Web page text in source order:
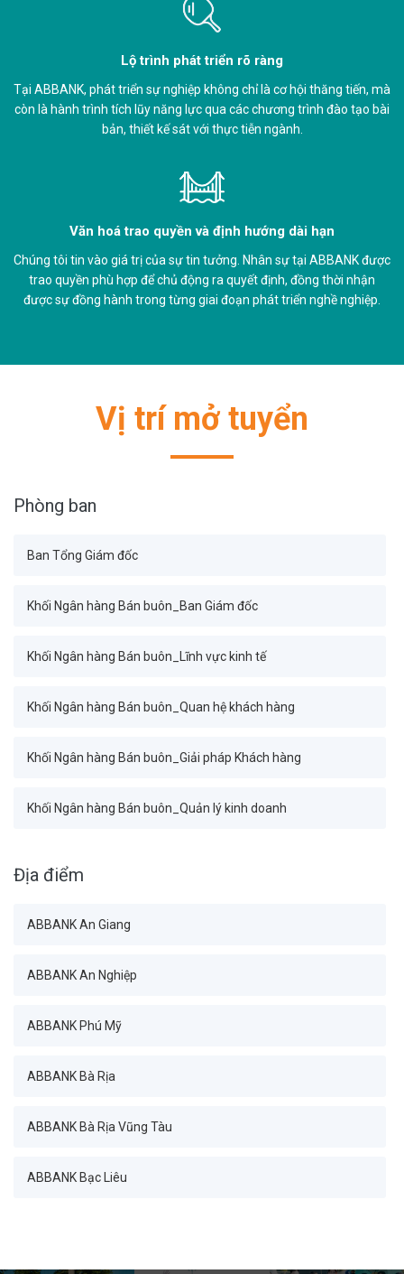
Lộ trình phát triển rõ ràng
Tại ABBANK, phát triển sự nghiệp không chỉ là cơ hội thăng tiến, mà
còn là hành trình tích lũy năng lực qua các chương trình đào tạo bài
bản, thiết kế sát với thực tiễn ngành.
Văn hoá trao quyền và định hướng dài hạn
Chúng tôi tin vào giá trị của sự tin tưởng. Nhân sự tại ABBANK được
trao quyền phù hợp để chủ động ra quyết định, đồng thời nhận
được sự đồng hành trong từng giai đoạn phát triển nghề nghiệp.
Vị trí mở tuyển
Phòng ban
Ban Tổng Giám đốc
Khối Ngân hàng Bán buôn_Ban Giám đốc
Khối Ngân hàng Bán buôn_Lĩnh vực kinh tế
Khối Ngân hàng Bán buôn_Quan hệ khách hàng
Khối Ngân hàng Bán buôn_Giải pháp Khách hàng
Khối Ngân hàng Bán buôn_Quản lý kinh doanh
Địa điểm
ABBANK An Giang
ABBANK An Nghiệp
ABBANK Phú Mỹ
ABBANK Bà Rịa
ABBANK Bà Rịa Vũng Tàu
ABBANK Bạc Liêu